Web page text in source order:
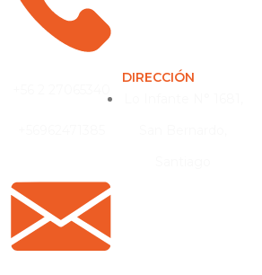
DIRECCIÓN